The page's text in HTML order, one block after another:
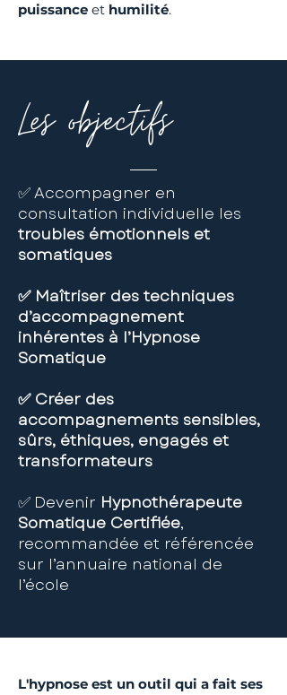
puissance et humilité.
Les objectifs
✅Accompagner en
consultation individuelle les
troubles émotionnels et
somatiques
✅ Maîtriser des techniques
d’accompagnement
inhérentes à l’Hypnose
Somatique
✅ Créer des
accompagnements sensibles,
sûrs, éthiques, engagés et
transformateurs
✅ Devenir Hypnothérapeute
Somatique Certifiée,
recommandée et référencée
sur l’annuaire national de
l’école
L'hypnose est un outil qui a fait ses